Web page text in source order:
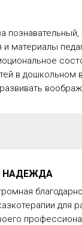
и материалы
в дошкольном
НАДЕЖДА
для